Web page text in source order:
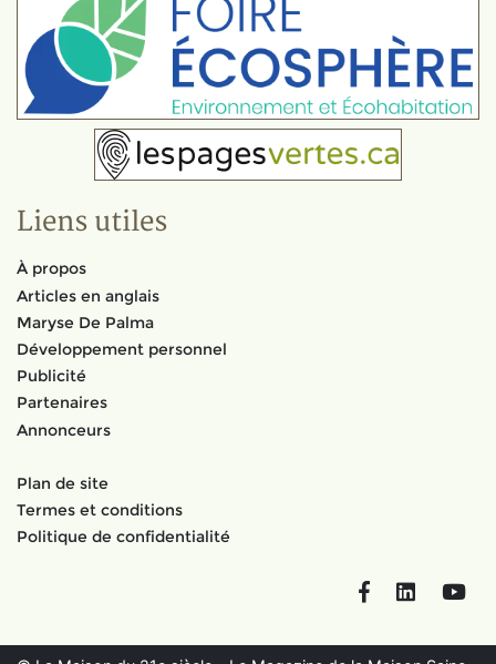
Liens utiles
À propos
Articles en anglais
Maryse De Palma
Développement personnel
Publicité
Partenaires
Annonceurs
Plan de site
Termes et conditions
Politique de confidentialité
FacebookLinkedIn